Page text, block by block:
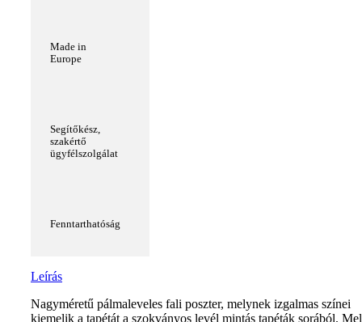
Made in
Europe
Segítőkész,
szakértő
ügyfélszolgálat
Fenntarthatóság
Leírás
Nagyméretű pálmaleveles fali poszter, melynek izgalmas színei
kiemelik a tapétát a szokványos levél mintás tapéták sorából.